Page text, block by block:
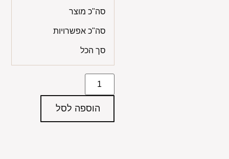
סה"כ מוצר
סה"כ אפשרויות
סך הכל
הוספה לסל